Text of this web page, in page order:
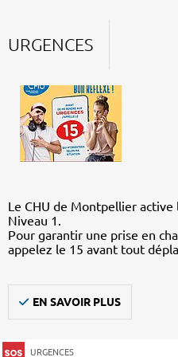
URGENCES
Le CHU de Montpellier active
Niveau 1.
Pour garantir une prise en
appelez le 15 avant tout
EN SAVOIR PLUS
URGENCES